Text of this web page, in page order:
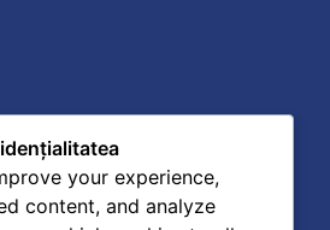
your experience,
content, and analyze